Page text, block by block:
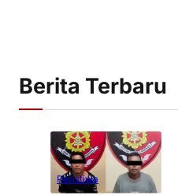
Berita Terbaru
Peristiwa